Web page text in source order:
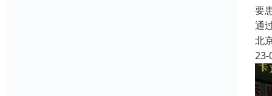
要
通
北
23-